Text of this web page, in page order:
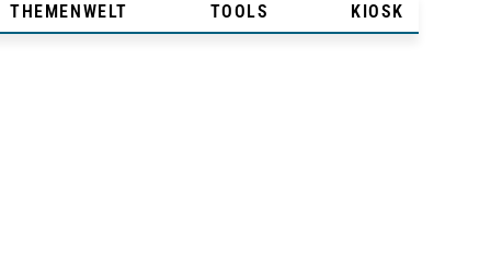
THEMENWELT TOOLS KIOSK